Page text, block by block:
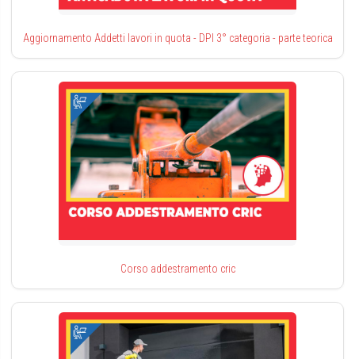
Aggiornamento Addetti lavori in quota - DPI 3° categoria - parte teorica
Corso addestramento cric